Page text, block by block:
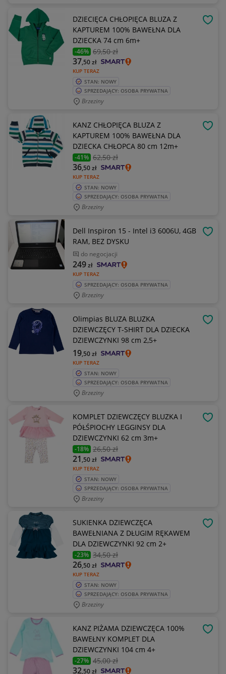
DZIECIĘCA CHŁOPIĘCA BLUZA Z
KAPTUREM 100% BAWEŁNA DLA
DZIECKA 74 cm 6m+
-46% 69,50 zł
KUP TERAZ
37,50zł
STAN: NOWY
SPRZEDAJĄCY: OSOBA PRYWATNA
Brzeziny
KANZ CHŁOPIĘCA BLUZA Z
KAPTUREM 100% BAWEŁNA DLA
DZIECKA CHŁOPCA 80 cm 12m+
-41% 62,50 zł
KUP TERAZ
36,50zł
STAN: NOWY
SPRZEDAJĄCY: OSOBA PRYWATNA
Brzeziny
Dell Inspiron 15 - Intel i3 6006U, 4GB
RAM, BEZ DYSKU
do negocjacji
KUP TERAZ
249zł
SPRZEDAJĄCY: OSOBA PRYWATNA
Brzeziny
Olimpias BLUZA BLUZKA
DZIEWCZĘCY T-SHIRT DLA DZIECKA
DZIEWCZYNKI 98 cm 2,5+
KUP TERAZ
19,50zł
STAN: NOWY
SPRZEDAJĄCY: OSOBA PRYWATNA
Brzeziny
KOMPLET DZIEWCZĘCY BLUZKA I
PÓŁŚPIOCHY LEGGINSY DLA
DZIEWCZYNKI 62 cm 3m+
-18% 26,50 zł
KUP TERAZ
21 ,50zł
STAN: NOWY
SPRZEDAJĄCY: OSOBA PRYWATNA
Brzeziny
SUKIENKA DZIEWCZĘCA
BAWEŁNIANA Z DŁUGIM RĘKAWEM
DLA DZIEWCZYNKI 92 cm 2+
-23% 34,50 zł
KUP TERAZ
26,50zł
STAN: NOWY
SPRZEDAJĄCY: OSOBA PRYWATNA
Brzeziny
KANZ PIŻAMA DZIEWCZĘCA 100%
BAWEŁNY KOMPLET DLA
DZIEWCZYNKI 104 cm 4+
-27% 45,00 zł
32,50zł